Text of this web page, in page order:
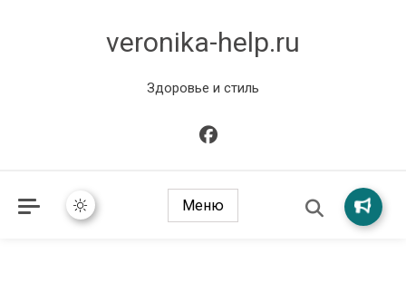
veronika-help.ru
Здоровье и стиль
Меню